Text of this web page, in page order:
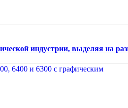
индустрии, выделяя на